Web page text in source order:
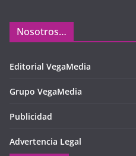
Nosotros…
Editorial VegaMedia
Grupo VegaMedia
Publicidad
Advertencia Legal